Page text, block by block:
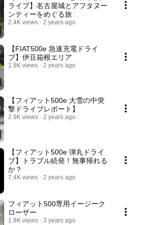
ライブ】名古屋城とアフタヌー
ンティーをめぐる旅
2.4K views 2 years ago
【FIAT500e 急速充電ドライ
ブ】伊豆箱根エリア
1.9K views 2 years ago
【フィアット500e 大雪の中突
撃ドライブレポート】
2.9K views 2 years ago
【フィアット500e 弾丸ドライ
ブ】トラブル続発！無事帰れる
か？
7.4K views 2 years ago
フィアット500専用イージーク
ローザー
1.9K views 3 years ago